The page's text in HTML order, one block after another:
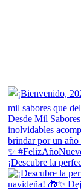
¡Descubre la